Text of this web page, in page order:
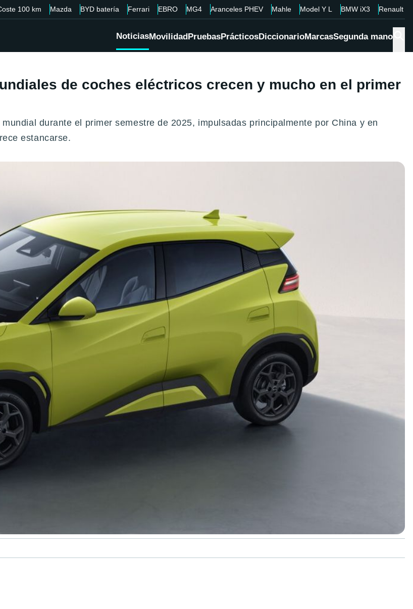
100 km Mazda BYD batería Ferrari EBRO MG4 Aranceles PHEV Mahle Model Y L BMW iX3 Renault
NoticiasMovilidadPruebasPrácticosDiccionarioMarcasSegunda mano
de coches eléctricos crecen y mucho en el primer
durante el primer semestre de 2025, impulsadas principalmente por China y en
estancarse.